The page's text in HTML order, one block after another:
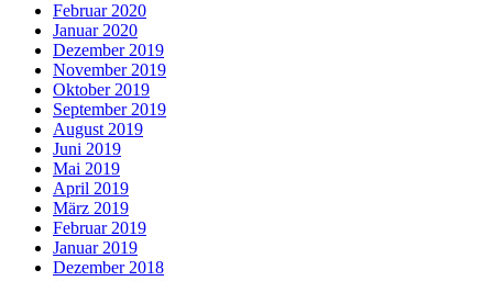
Februar 2020
Januar 2020
Dezember 2019
November 2019
Oktober 2019
September 2019
August 2019
Juni 2019
Mai 2019
April 2019
März 2019
Februar 2019
Januar 2019
Dezember 2018